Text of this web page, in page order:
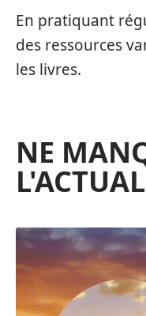
En pratiquant
des ressources
les livres.
NE